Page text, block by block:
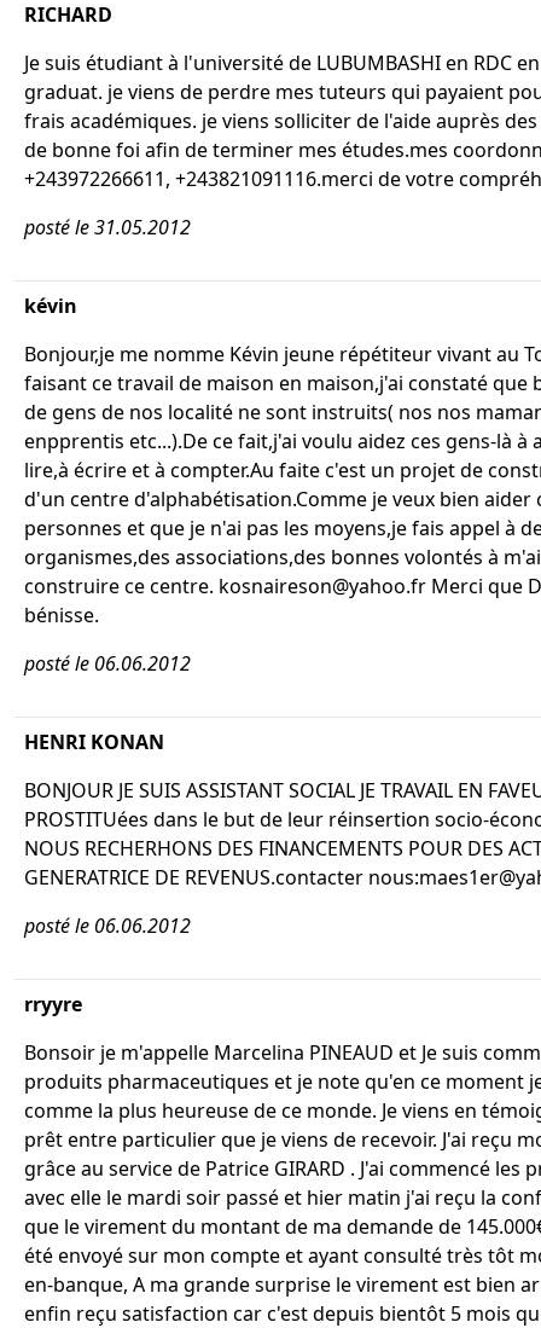
RICHARD
Je suis étudiant à l'université de LUBUMBASHI en RDC
graduat. je viens de perdre mes tuteurs qui payaient
frais académiques. je viens solliciter de l'aide auprès
de bonne foi afin de terminer mes études.mes
+243972266611, +243821091116.merci de votre
posté le 31.05.2012
kévin
Bonjour,je me nomme Kévin jeune répétiteur vivant au
faisant ce travail de maison en maison,j'ai constaté que
de gens de nos localité ne sont instruits( nos nos
enpprentis etc...).De ce fait,j'ai voulu aidez ces gens-là à
lire,à écrire et à compter.Au faite c'est un projet de
d'un centre d'alphabétisation.Comme je veux bien aider
personnes et que je n'ai pas les moyens,je fais appel à
organismes,des associations,des bonnes volontés à
construire ce centre. kosnaireson@yahoo.fr Merci que
bénisse.
posté le 06.06.2012
HENRI KONAN
BONJOUR JE SUIS ASSISTANT SOCIAL JE TRAVAIL EN
PROSTITUées dans le but de leur réinsertion socio-
NOUS RECHERHONS DES FINANCEMENTS POUR DES
GENERATRICE DE REVENUS.contacter
posté le 06.06.2012
rryyre
Bonsoir je m'appelle Marcelina PINEAUD et Je suis
produits pharmaceutiques et je note qu'en ce moment
comme la plus heureuse de ce monde. Je viens en
prêt entre particulier que je viens de recevoir. J'ai reçu
grâce au service de Patrice GIRARD . J'ai commencé les
avec elle le mardi soir passé et hier matin j'ai reçu la
que le virement du montant de ma demande de
été envoyé sur mon compte et ayant consulté très tôt
en-banque, A ma grande surprise le virement est bien
enfin reçu satisfaction car c'est depuis bientôt 5 mois